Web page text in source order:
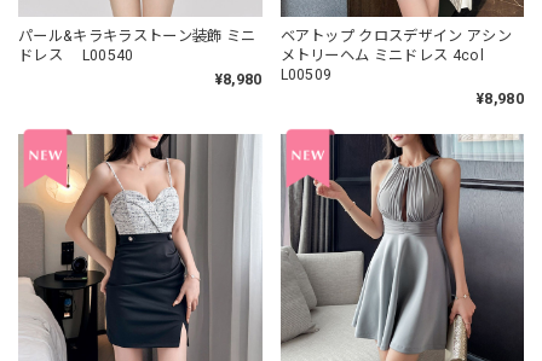
パール&キラキラストーン装飾 ミニ
ドレス L00540
¥8,980
ベアトップ クロスデザイン アシン
メトリーヘム ミニドレス 4col
L00509
¥8,980